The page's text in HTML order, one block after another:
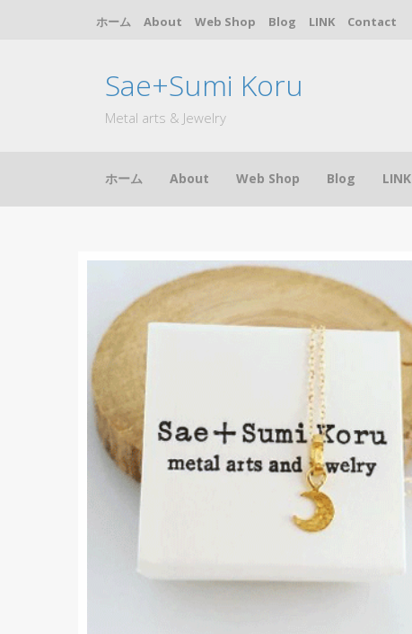
ホーム About Web Shop Blog LINK Contact
Sae+Sumi Koru
Metal arts & Jewelry
コ
ッ
プ
ホーム About Web Shop Blog LINK